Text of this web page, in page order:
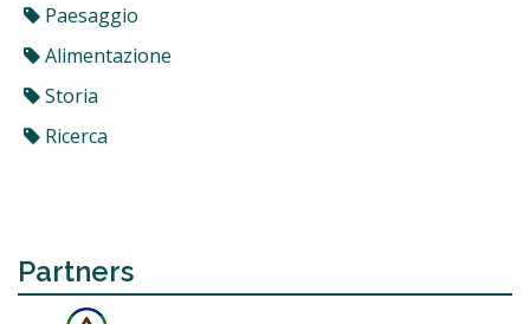
Paesaggio
Alimentazione
Storia
Ricerca
Partners